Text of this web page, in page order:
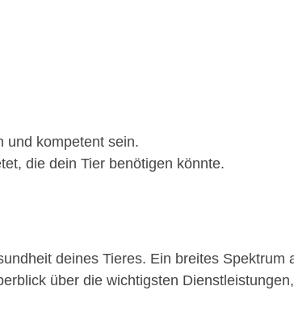
und kompetent sein.
die dein Tier benötigen könnte.
deines Tieres. Ein breites Spektrum
über die wichtigsten